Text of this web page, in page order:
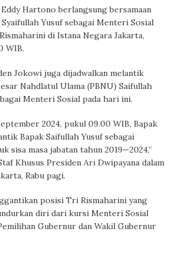
Hartono berlangsung bersamaan
Yusuf sebagai Menteri Sosial
di Istana Negara Jakarta,
WIB.
Jokowi juga dijadwalkan melantik
Nahdlatul Ulama (PBNU) Saifullah
Menteri Sosial pada hari ini.
2024, pukul 09.00 WIB, Bapak
Bapak Saifullah Yusuf sebagai
sisa masa jabatan tahun 2019—2024,”
Khusus Presiden Ari Dwipayana dalam
Rabu pagi.
posisi Tri Rismaharini yang
diri dari kursi Menteri Sosial
Gubernur dan Wakil Gubernur